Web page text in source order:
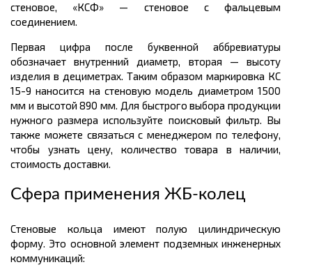
стеновое, «КСФ» — стеновое с фальцевым
соединением.
Первая цифра после буквенной аббревиатуры
обозначает внутренний диаметр, вторая — высоту
изделия в дециметрах. Таким образом маркировка КС
15-9 наносится на стеновую модель диаметром 1500
мм и высотой 890 мм. Для быстрого выбора продукции
нужного размера используйте поисковый фильтр. Вы
также можете связаться с менеджером по телефону,
чтобы узнать цену, количество товара в наличии,
стоимость доставки.
Сфера применения ЖБ-колец
Стеновые кольца имеют полую цилиндрическую
форму. Это основной элемент подземных инженерных
коммуникаций: